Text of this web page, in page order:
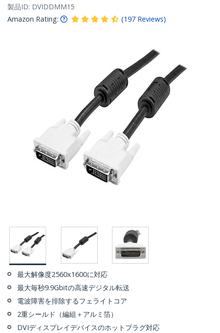
製品ID: DVIDDMM15
Amazon Rating:
(197 Reviews)
最大解像度2560x1600に対応
最大毎秒9.9Gbitの高速デジタル転送
電波障害を排除するフェライトコア
2重シールド（編組＋アルミ箔）
DVIディスプレイデバイスのホットプラグ対応